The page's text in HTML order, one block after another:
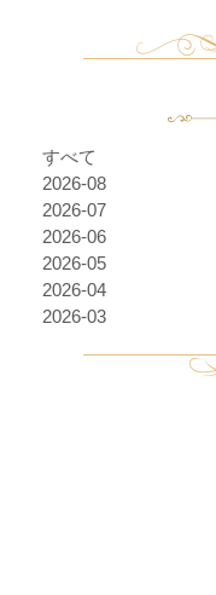
すべて
2026-08
2026-07
2026-06
2026-05
2026-04
2026-03